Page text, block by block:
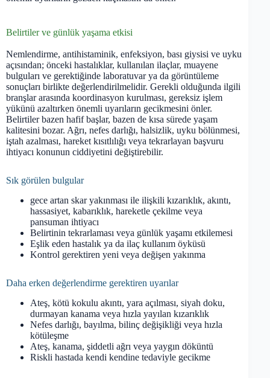
Belirtiler ve günlük yaşama etkisi
Nemlendirme, antihistaminik, enfeksiyon, bası giysisi ve uyku
açısından; önceki hastalıklar, kullanılan ilaçlar, muayene
bulguları ve gerektiğinde laboratuvar ya da görüntüleme
sonuçları birlikte değerlendirilmelidir. Gerekli olduğunda ilgili
branşlar arasında koordinasyon kurulması, gereksiz işlem
yükünü azaltırken önemli uyarıların gecikmesini önler.
Belirtiler bazen hafif başlar, bazen de kısa sürede yaşam
kalitesini bozar. Ağrı, nefes darlığı, halsizlik, uyku bölünmesi,
iştah azalması, hareket kısıtlılığı veya tekrarlayan başvuru
ihtiyacı konunun ciddiyetini değiştirebilir.
Sık görülen bulgular
gece artan skar yakınması ile ilişkili kızarıklık, akıntı,
hassasiyet, kabarıklık, hareketle çekilme veya
pansuman ihtiyacı
Belirtinin tekrarlaması veya günlük yaşamı etkilemesi
Eşlik eden hastalık ya da ilaç kullanım öyküsü
Kontrol gerektiren yeni veya değişen yakınma
Daha erken değerlendirme gerektiren uyarılar
Ateş, kötü kokulu akıntı, yara açılması, siyah doku,
durmayan kanama veya hızla yayılan kızarıklık
Nefes darlığı, bayılma, bilinç değişikliği veya hızla
kötüleşme
Ateş, kanama, şiddetli ağrı veya yaygın döküntü
Riskli hastada kendi kendine tedaviyle gecikme